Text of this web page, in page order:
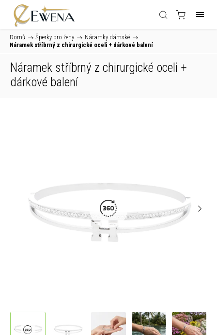
Domů / Šperky pro ženy / Náramky dámské /
Náramek stříbrný z chirurgické oceli + dárkové balení
Náramek stříbrný z chirurgické oceli +
dárkové balení